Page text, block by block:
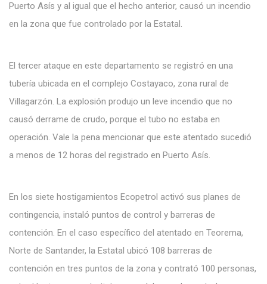
Puerto Asís y al igual que el hecho anterior, causó un incendio
en la zona que fue controlado por la Estatal.
El tercer ataque en este departamento se registró en una
tubería ubicada en el complejo Costayaco, zona rural de
Villagarzón. La explosión produjo un leve incendio que no
causó derrame de crudo, porque el tubo no estaba en
operación. Vale la pena mencionar que este atentado sucedió
a menos de 12 horas del registrado en Puerto Asís.
En los siete hostigamientos Ecopetrol activó sus planes de
contingencia, instaló puntos de control y barreras de
contención. En el caso específico del atentado en Teorema,
Norte de Santander, la Estatal ubicó 108 barreras de
contención en tres puntos de la zona y contrató 100 personas,